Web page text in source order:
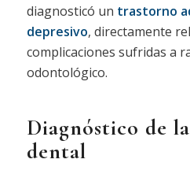
diagnosticó un trastorno
depresivo, directamente
complicaciones sufridas a
odontológico.
Diagnóstico de
dental